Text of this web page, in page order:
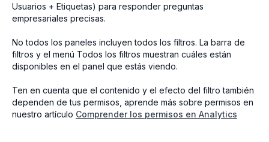
Usuarios + Etiquetas) para responder preguntas
empresariales precisas.
No todos los paneles incluyen todos los filtros. La barra de
filtros y el menú Todos los filtros muestran cuáles están
disponibles en el panel que estás viendo.
Ten en cuenta que el contenido y el efecto del filtro también
dependen de tus permisos, aprende más sobre permisos en
nuestro artículo Comprender los permisos en Analytics